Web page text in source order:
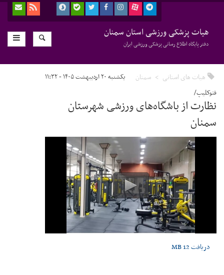
هیات پزشکی ورزشی استان سمنان
دفتر پایگاه اطلاع رسانی پزشکی ورزشی ایران
هیات های استانی سمنان یکشنبه ۲۰ اردیبهشت ۱۴۰۵ - ۱۱:۳۲
فتوکلیپ/
نظارت از باشگاه‌های ورزشی شهرستان
سمنان
دریافت12 MB